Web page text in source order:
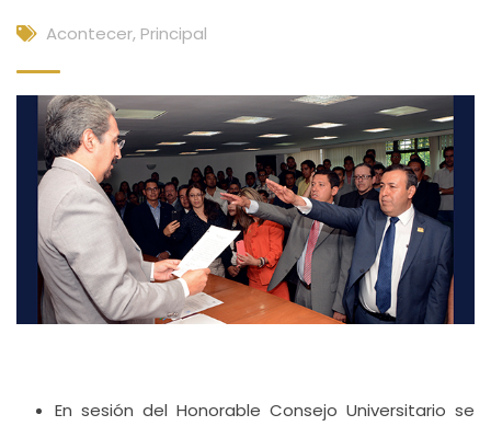
Acontecer, Principal
En sesión del Honorable Consejo Universitario se